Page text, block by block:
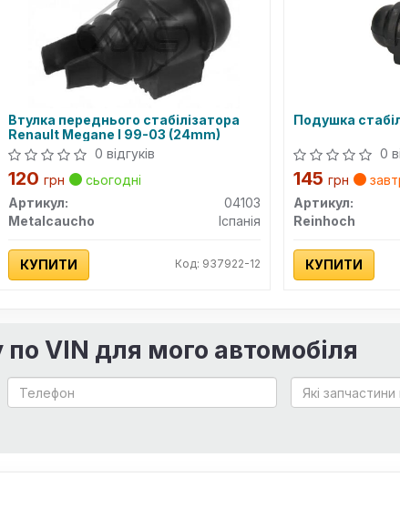
Втулка переднього стабілізатора
Renault Megane I 99-03 (24mm)
0 відгуків
120 грн
сьогодні
Артикул:
04103
Metalcaucho
Іспанія
КУПИТИ Код: 937922-12
Подушка
0
145 грн
Артикул:
Reinhoch
КУПИТИ
VIN для мого автомобіля